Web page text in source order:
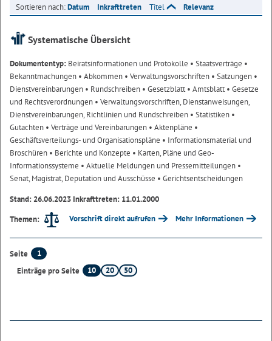
Sortieren nach:Datum Inkrafttreten Titel Relevanz
Systematische Übersicht
Dokumententyp: Beiratsinformationen und Protokolle • Staatsverträge •
Bekanntmachungen • Abkommen • Verwaltungsvorschriften • Satzungen •
Dienstvereinbarungen • Rundschreiben • Gesetzblatt• Amtsblatt• Gesetze
und Rechtsverordnungen • Verwaltungsvorschriften, Dienstanweisungen,
Dienstvereinbarungen, Richtlinien und Rundschreiben • Statistiken •
Gutachten • Verträge und Vereinbarungen • Aktenpläne •
Geschäftsverteilungs- und Organisationspläne • Informationsmaterial und
Broschüren • Berichte und Konzepte • Karten, Pläne und Geo-
Informationssysteme • Aktuelle Meldungen und Pressemitteilungen •
Senat, Magistrat, Deputation und Ausschüsse • Gerichtsentscheidungen
Stand: 26.06.2023 Inkrafttreten: 11.01.2000
Themen:
Vorschrift direkt aufrufen Mehr Informationen
Seite
1
Einträge pro Seite
10 20 50